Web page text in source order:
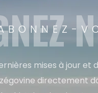
mises à jour
directement